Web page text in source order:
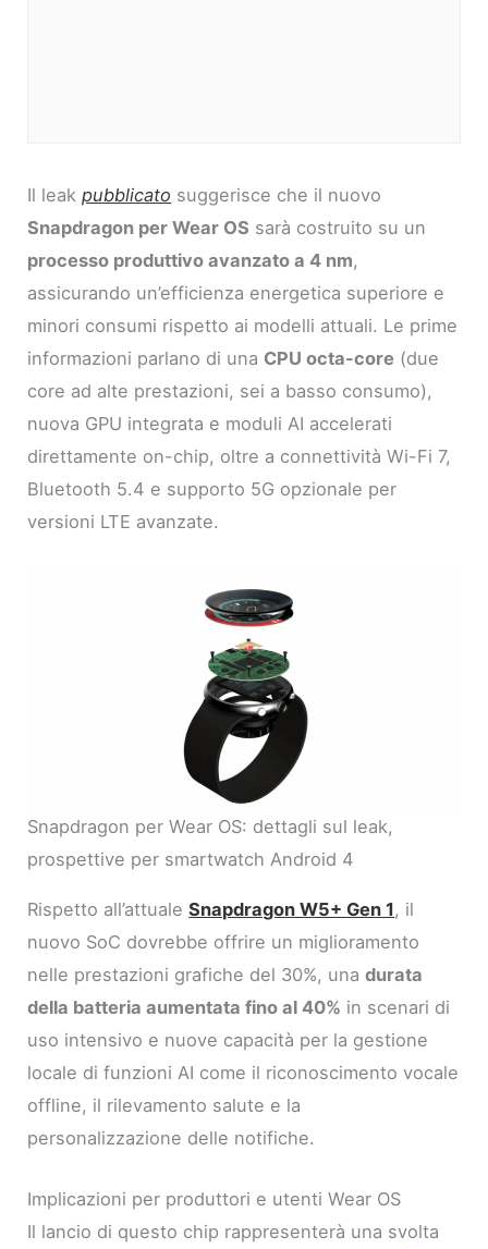
Il leakpubblicato suggerisce che il nuovo
Snapdragon per Wear OS sarà costruito su un
processo produttivo avanzato a 4 nm,
assicurando un’efficienza energetica superiore e
minori consumi rispetto ai modelli attuali. Le prime
informazioni parlano di una CPU octa-core (due
core ad alte prestazioni, sei a basso consumo),
nuova GPU integrata e moduli AI accelerati
direttamente on-chip, oltre a connettività Wi-Fi 7,
Bluetooth 5.4 e supporto 5G opzionale per
versioni LTE avanzate.
Snapdragon per Wear OS: dettagli sul leak,
prospettive per smartwatch Android 4
Rispetto all’attualeSnapdragon W5+ Gen 1, il
nuovo SoC dovrebbe offrire un miglioramento
nelle prestazioni grafiche del 30%, unadurata
della batteria aumentata fino al 40% in scenari di
uso intensivo e nuove capacità per la gestione
locale di funzioni AI come il riconoscimento vocale
offline, il rilevamento salute e la
personalizzazione delle notifiche.
Implicazioni per produttori e utenti Wear OS
Il lancio di questo chip rappresenterà una svolta